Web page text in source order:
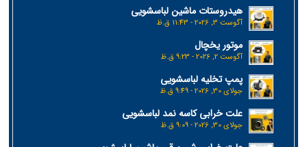
هیدروستات ماشین لباسشویی
آگوست 3, 2026 - 11:43 ق.ظ
موتور یخچال
آگوست 2, 2026 - 9:23 ق.ظ
پمپ تخلیه لباسشویی
جولای 30, 2026 - 9:49 ق.ظ
علت خرابی کاسه نمد لباسشویی
جولای 30, 2026 - 9:09 ق.ظ